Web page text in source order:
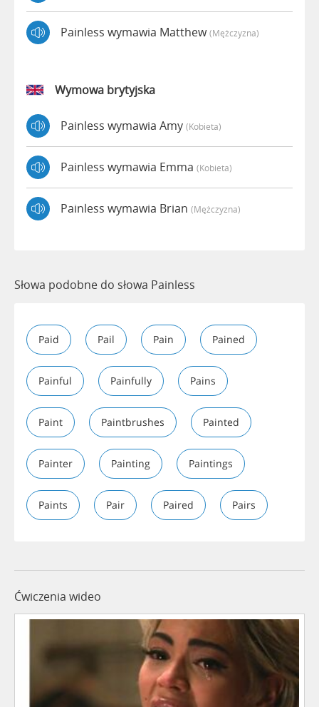
Painless wymawia Matthew(mężczyzna)
Wymowa brytyjska
Painless wymawia Amy (kobieta)
Painless wymawia Emma (kobieta)
Painless wymawia Brian (mężczyzna)
Słowa podobne do słowa Painless
Paid Pail Pain Pained
Painful Painfully Pains
Paint Paintbrushes Painted
Painter Painting Paintings
Paints Pair Paired Pairs
Ćwiczenia wideo